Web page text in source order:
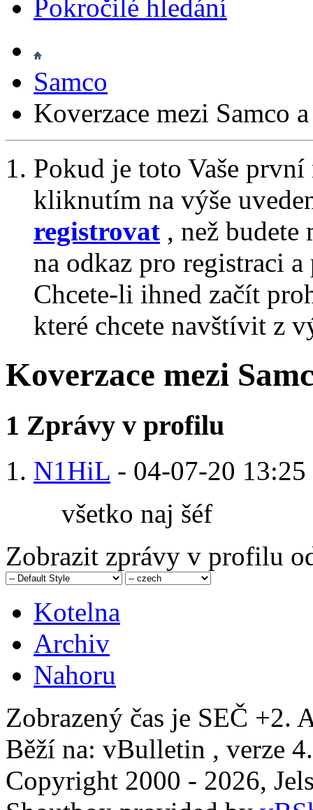
Pokročilé hledání
Samco
Koverzace mezi Samco
Pokud je toto Vaše
kliknutím na výše
registrovat , než
na odkaz pro registraci
Chcete-li ihned začít
které chcete navštívit z
Koverzace mezi
1 Zprávy v profilu
N1HiL - 04-07-20 13:25
všetko naj šéf
Zobrazit zprávy v profilu
Kotelna
Archiv
Nahoru
Zobrazený čas je SEČ +2.
Běží na: vBulletin , verze
Copyright 2000 - 2026,